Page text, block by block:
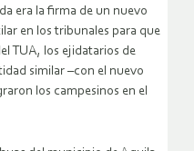
era la firma de un nuevo
en los tribunales para que
TUA, los ejidatarios de
similar –con el nuevo
los campesinos en el